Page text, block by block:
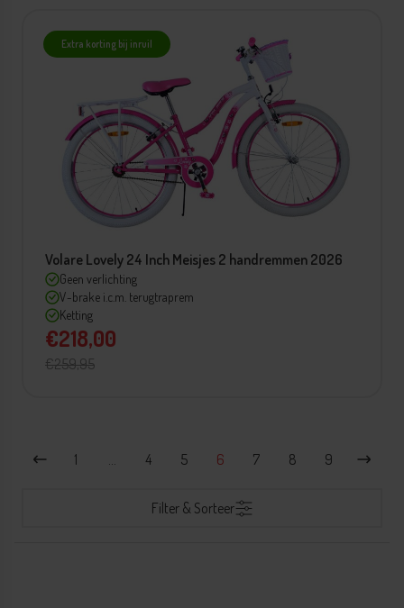
Filter & Sorteer
Extra korting bij inruil
Volare Lovely 24 Inch Meisjes 2 handremmen 2026
Geen verlichting
V-brake i.c.m. terugtraprem
Ketting
€218,00
€259,95
1 … 4 5 6 7 8 9